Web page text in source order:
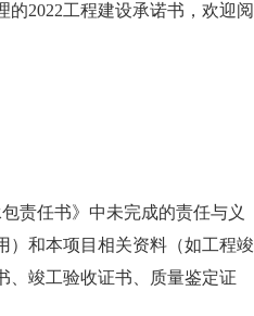
2022工程建设承诺书，欢迎阅
责任书》中未完成的责任与义
）和本项目相关资料（如工程竣
、竣工验收证书、质量鉴定证